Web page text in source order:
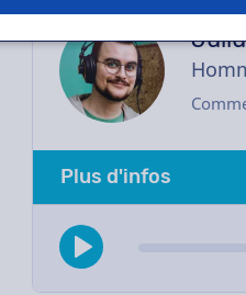
Plus d'infos